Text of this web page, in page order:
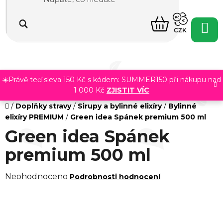
obsah
☀️Právě teď sleva 150 Kč s kódem: SUMMER150 při nákupu nad
1 000 Kč ZJISTIT VÍC
NÁKUPNÍ
KOŠÍK
CZK
Domů
/ Doplňky stravy / Sirupy a bylinné elixíry / Bylinné
elixíry PREMIUM / Green idea Spánek premium 500 ml
Green idea Spánek
premium 500 ml
Průměrné
Neohodnoceno Podrobnosti hodnocení